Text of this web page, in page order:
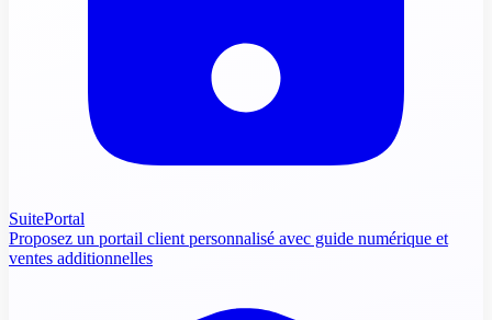
SuitePortal
Proposez un portail client personnalisé avec guide numérique et
ventes additionnelles